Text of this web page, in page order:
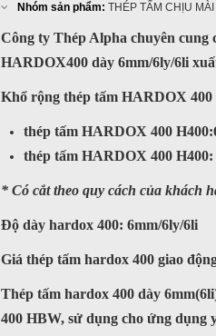
Nhóm sản phẩm: THÉP TẤM CHỊU
Công ty Thép Alpha chuyên
HARDOX400 dày 6mm/6ly/6li
Khổ rộng thép tấm HARDOX 400
thép tấm HARDOX 400
thép tấm HARDOX 400
* Có cắt theo quy cách của khách
Độ dày hardox 400: 6mm/6ly/6li
Giá thép tấm hardox 400 giao
Thép tấm hardox 400 dày
400 HBW, sử dụng cho ứng dụng